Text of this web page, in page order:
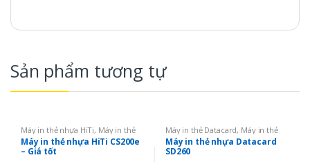
Sản phẩm tương tự
Máy in thẻ nhựa HiTi, Máy in thẻ
nhựa
Máy in thẻ nhựa HiTi CS200e
– Giá tốt
Máy in thẻ Datacard, Máy in thẻ
nhựa , Máy in 01 mặt
Máy in thẻ nhựa Datacard
SD260